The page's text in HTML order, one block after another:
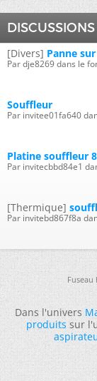
[Divers] Panne
Par dje8269 dans le
Souffleur
Par invitee01fa640
Platine souffleur
Par invitecbbd84e1
[Thermique]
Par invitebd867f8a
Dans l'univers
produitssur